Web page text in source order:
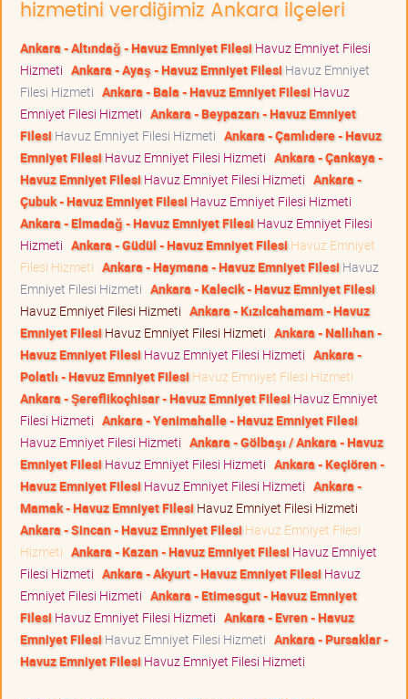
hizmetini verdiğimiz Ankara ilçeleri
Ankara - Altındağ - Havuz Emniyet Filesi Havuz Emniyet Filesi
Hizmeti Ankara - Ayaş - Havuz Emniyet Filesi Havuz Emniyet
Filesi Hizmeti Ankara - Bala - Havuz Emniyet Filesi Havuz
Emniyet Filesi Hizmeti Ankara - Beypazarı - Havuz Emniyet
Filesi Havuz Emniyet Filesi Hizmeti Ankara - Çamlıdere - Havuz
Emniyet Filesi Havuz Emniyet Filesi Hizmeti Ankara - Çankaya -
Havuz Emniyet Filesi Havuz Emniyet Filesi Hizmeti Ankara -
Çubuk - Havuz Emniyet Filesi Havuz Emniyet Filesi Hizmeti
Ankara - Elmadağ - Havuz Emniyet Filesi Havuz Emniyet Filesi
Hizmeti Ankara - Güdül - Havuz Emniyet Filesi Havuz Emniyet
Filesi Hizmeti Ankara - Haymana - Havuz Emniyet Filesi Havuz
Emniyet Filesi Hizmeti Ankara - Kalecik - Havuz Emniyet Filesi
Havuz Emniyet Filesi Hizmeti Ankara - Kızılcahamam - Havuz
Emniyet Filesi Havuz Emniyet Filesi Hizmeti Ankara - Nallıhan -
Havuz Emniyet Filesi Havuz Emniyet Filesi Hizmeti Ankara -
Polatlı - Havuz Emniyet Filesi Havuz Emniyet Filesi Hizmeti
Ankara - Şereflikoçhisar - Havuz Emniyet Filesi Havuz Emniyet
Filesi Hizmeti Ankara - Yenimahalle - Havuz Emniyet Filesi
Havuz Emniyet Filesi Hizmeti Ankara - Gölbaşı / Ankara - Havuz
Emniyet Filesi Havuz Emniyet Filesi Hizmeti Ankara - Keçiören -
Havuz Emniyet Filesi Havuz Emniyet Filesi Hizmeti Ankara -
Mamak - Havuz Emniyet Filesi Havuz Emniyet Filesi Hizmeti
Ankara - Sincan - Havuz Emniyet Filesi Havuz Emniyet Filesi
Hizmeti Ankara - Kazan - Havuz Emniyet Filesi Havuz Emniyet
Filesi Hizmeti Ankara - Akyurt - Havuz Emniyet Filesi Havuz
Emniyet Filesi Hizmeti Ankara - Etimesgut - Havuz Emniyet
Filesi Havuz Emniyet Filesi Hizmeti Ankara - Evren - Havuz
Emniyet Filesi Havuz Emniyet Filesi Hizmeti Ankara - Pursaklar -
Havuz Emniyet Filesi Havuz Emniyet Filesi Hizmeti